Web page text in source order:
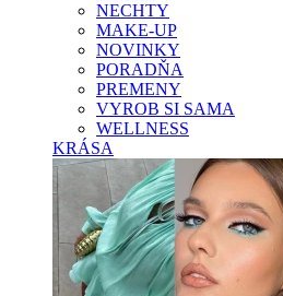
NECHTY
MAKE-UP
NOVINKY
PORADŇA
PREMENY
VYROB SI SAMA
WELLNESS
KRÁSA